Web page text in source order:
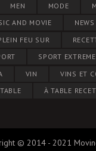
MEN MODE
AND MOVIE NEWS
FEU SUR
SPORT EXTREME
VIN
VINS ET
À TABLE
© 2014 - 2021